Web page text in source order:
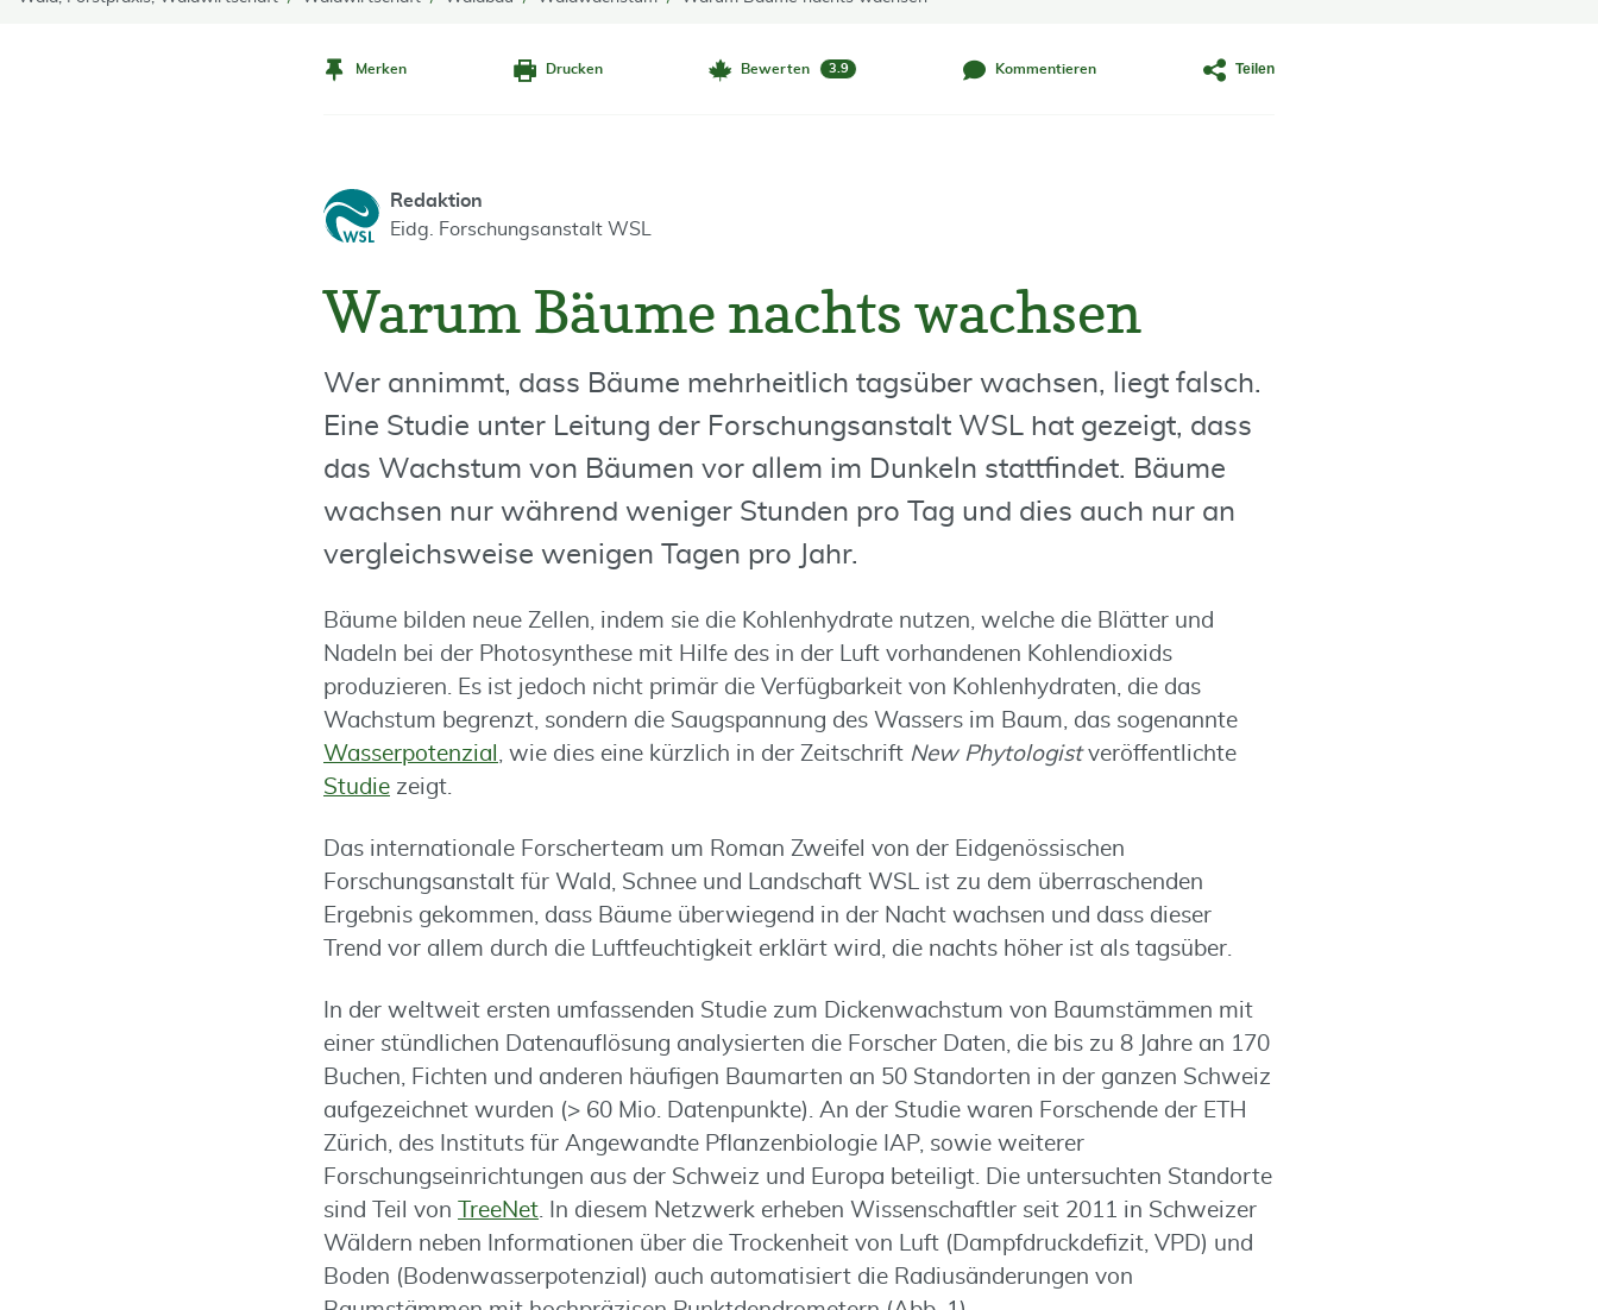
Merken Drucken Bewerten 3.9 Kommentieren Teilen
Redaktion
Eidg. Forschungsanstalt WSL
Warum Bäume nachts wachsen
Wer annimmt, dass Bäume mehrheitlich tagsüber wachsen, liegt falsch.
Eine Studie unter Leitung der Forschungsanstalt WSL hat gezeigt, dass
das Wachstum von Bäumen vor allem im Dunkeln stattfindet. Bäume
wachsen nur während weniger Stunden pro Tag und dies auch nur an
vergleichsweise wenigen Tagen pro Jahr.
Bäume bilden neue Zellen, indem sie die Kohlenhydrate nutzen, welche die Blätter und
Nadeln bei der Photosynthese mit Hilfe des in der Luft vorhandenen Kohlendioxids
produzieren. Es ist jedoch nicht primär die Verfügbarkeit von Kohlenhydraten, die das
Wachstum begrenzt, sondern die Saugspannung des Wassers im Baum, das sogenannte
Wasserpotenzial , wie dies eine kürzlich in der Zeitschrift New Phytologistveröffentlichte
Studie zeigt.
Das internationale Forscherteam um Roman Zweifel von der Eidgenössischen
Forschungsanstalt für Wald, Schnee und Landschaft WSL ist zu dem überraschenden
Ergebnis gekommen, dass Bäume überwiegend in der Nacht wachsen und dass dieser
Trend vor allem durch die Luftfeuchtigkeit erklärt wird, die nachts höher ist als tagsüber.
In der weltweit ersten umfassenden Studie zum Dickenwachstum von Baumstämmen mit
einer stündlichen Datenauflösung analysierten die Forscher Daten, die bis zu 8 Jahre an 170
Buchen, Fichten und anderen häufigen Baumarten an 50 Standorten in der ganzen Schweiz
aufgezeichnet wurden (> 60 Mio. Datenpunkte). An der Studie waren Forschende der ETH
Zürich, des Instituts für Angewandte Pflanzenbiologie IAP, sowie weiterer
Forschungseinrichtungen aus der Schweiz und Europa beteiligt. Die untersuchten Standorte
sind Teil von
TreeNet. In diesem Netzwerk erheben Wissenschaftler seit 2011 in Schweizer
Wäldern neben Informationen über die Trockenheit von Luft (Dampfdruckdefizit, VPD) und
Boden (Bodenwasserpotenzial) auch automatisiert die Radiusänderungen von